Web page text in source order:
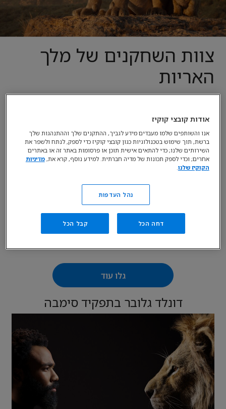
צוות השחקנים של מלך
האריות
Disney, המציגות את המדובבים המוכשרים
והדמויות שלהם.
לדברי הבמאי ג'ון פאברו, הביצועים מפיחים רוח חיים ואנושיות
בסיפור. "הליהוק מאפשר פרשנות תוך שמירה על הרוח והאישיות
של הדמויות הקלאסיות" הוא אומר. הצוות, המורכב כולו
מכוכבים, כולל אושיות מעולם הקולנוע, הטלוויזיה, התיאטרון
והמוסיקה, המביאים בחזרה למסך הגדול דמויות אייקוניות
גלו עוד
דונלד גלובר בתפקיד סימבה
אודות קובצי קוקיז
אנו והשותפים שלמו מעבדים מידע לגביך, ההתקנים שלך וההתנהגות שלך
ברשת, תוך שימוש בטכנולוגיות כגון קובצי קוקיז כדי לספק, לנתח ולשפר את
השירותים שלנו; כדי להתאים אישית תוכן או פרסומות באתר זה או באתרים
אחרים; וכדי לספק תכונות של מדיה חברתית. למידע נוסף, קרא את,מדיניות
הקוקיז שלנו.
נהל העדפות
דחה הכל קבל הכל